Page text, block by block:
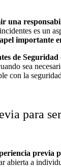
una
es un
importante
de Seguridad
sea
con la
para
abierta a